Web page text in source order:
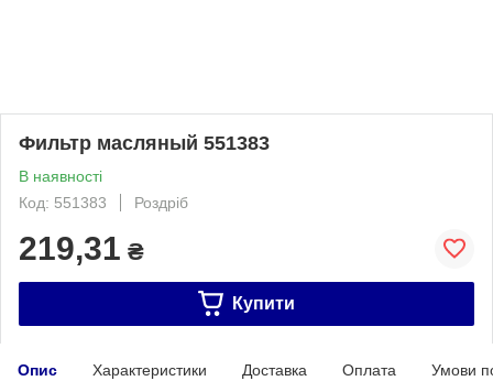
Фильтр масляный 551383
В наявності
Код: 551383
Роздріб
219,31 ₴
Купити
Опис Характеристики Доставка Оплата Умови